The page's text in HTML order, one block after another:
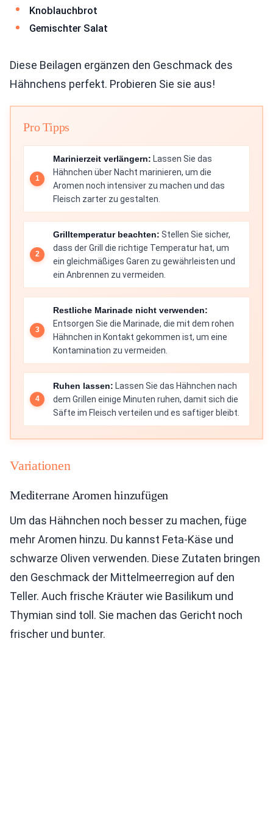
Knoblauchbrot
Gemischter Salat
Diese Beilagen ergänzen den Geschmack des
Hähnchens perfekt. Probieren Sie sie aus!
Pro Tipps
Marinierzeit verlängern: Lassen Sie das
Hähnchen über Nacht marinieren, um die
Aromen noch intensiver zu machen und das
Fleisch zarter zu gestalten.
Grilltemperatur beachten: Stellen Sie sicher,
dass der Grill die richtige Temperatur hat, um
ein gleichmäßiges Garen zu gewährleisten und
ein Anbrennen zu vermeiden.
Restliche Marinade nicht verwenden:
Entsorgen Sie die Marinade, die mit dem rohen
Hähnchen in Kontakt gekommen ist, um eine
Kontamination zu vermeiden.
Ruhen lassen: Lassen Sie das Hähnchen nach
dem Grillen einige Minuten ruhen, damit sich die
Säfte im Fleisch verteilen und es saftiger bleibt.
Variationen
Mediterrane Aromen hinzufügen
Um das Hähnchen noch besser zu machen, füge
mehr Aromen hinzu. Du kannst Feta-Käse und
schwarze Oliven verwenden. Diese Zutaten bringen
den Geschmack der Mittelmeerregion auf den
Teller. Auch frische Kräuter wie Basilikum und
Thymian sind toll. Sie machen das Gericht noch
frischer und bunter.